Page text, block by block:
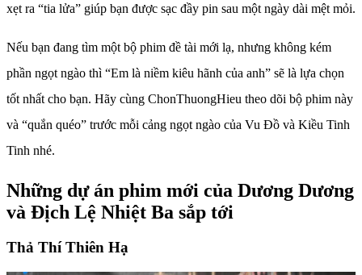
xẹt ra “tia lửa” giúp bạn được sạc đầy pin sau một ngày dài mệt mỏi.
Nếu bạn đang tìm một bộ phim đề tài mới lạ, nhưng không kém
phần ngọt ngào thì “Em là niềm kiêu hãnh của anh” sẽ là lựa chọn
tốt nhất cho bạn. Hãy cùng ChonThuongHieu theo dõi bộ phim này
và “quắn quéo” trước mỗi cảng ngọt ngào của Vu Đồ và Kiều Tinh
Tinh nhé.
Những dự án phim mới của Dương Dương
và Địch Lệ Nhiệt Ba sắp tới
Thả Thí Thiên Hạ